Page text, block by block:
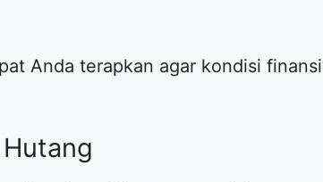
Anda terapkan agar kondisi